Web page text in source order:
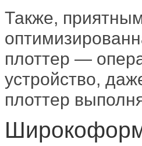
Также,
плоттер —
устройство,
плоттер